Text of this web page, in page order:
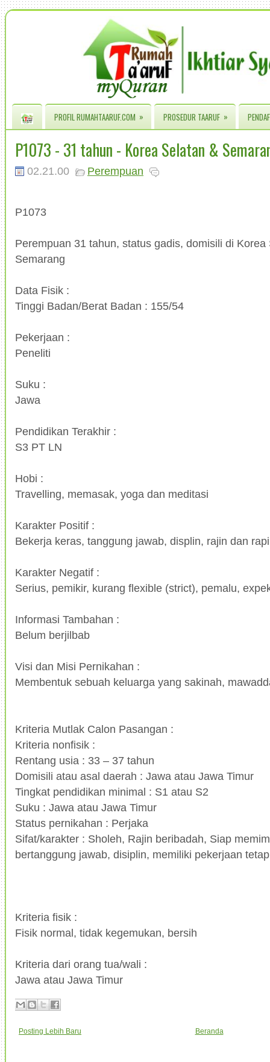
PROFIL RUMAHTAARUF.COM » PROSEDUR TAARUF »
P1073 - 31 tahun - Korea Selatan &
02.21.00 Perempuan
P1073
Perempuan 31 tahun, status gadis, domisili di
Semarang
Data Fisik :
Tinggi Badan/Berat Badan : 155/54
Pekerjaan :
Peneliti
Suku :
Jawa
Pendidikan Terakhir :
S3 PT LN
Hobi :
Travelling, memasak, yoga dan meditasi
Karakter Positif :
Bekerja keras, tanggung jawab, displin, rajin dan rapi
Karakter Negatif :
Serius, pemikir, kurang flexible (strict), pemalu,
Informasi Tambahan :
Belum berjilbab
Visi dan Misi Pernikahan :
Membentuk sebuah keluarga yang sakinah,
Kriteria Mutlak Calon Pasangan :
Kriteria nonfisik :
Rentang usia : 33 – 37 tahun
Domisili atau asal daerah : Jawa atau Jawa Timur
Tingkat pendidikan minimal : S1 atau S2
Suku : Jawa atau Jawa Timur
Status pernikahan : Perjaka
Sifat/karakter : Sholeh, Rajin beribadah, Siap
bertanggung jawab, disiplin, memiliki pekerjaan
Kriteria fisik :
Fisik normal, tidak kegemukan, bersih
Kriteria dari orang tua/wali :
Jawa atau Jawa Timur
Posting Lebih Baru Beranda